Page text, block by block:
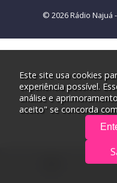
© 2026 Rádio
Este site usa cookies
experiência possível.
análise e
aceito" se concorda